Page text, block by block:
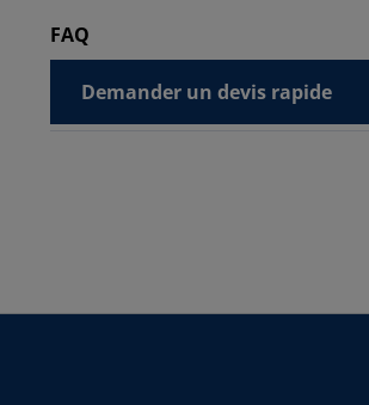
FAQ
Demander un devis rapide